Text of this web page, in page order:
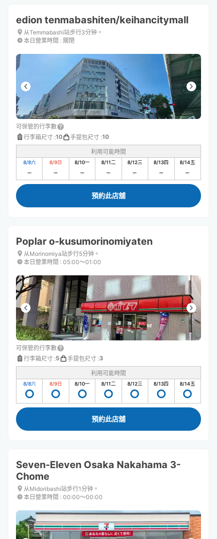
edion tenmabashiten/keihancitymall
从Temmabashi站步行3分钟。
本日營業時間 : 關閉
可保管的行李數
行李箱尺寸 :10 手提包尺寸 :10
利用可能時間
8/8六 8/9日 8/10一 8/11二 8/12三 8/13四 8/14五
預約此店舖
Poplar o-kusumorinomiyaten
从Morinomiya站步行5分钟。
本日營業時間 : 05:00〜01:00
可保管的行李數
行李箱尺寸 :5 手提包尺寸 :3
利用可能時間
8/8六 8/9日 8/10一 8/11二 8/12三 8/13四 8/14五
預約此店舖
Seven-Eleven Osaka Nakahama 3-
Chome
从Midoribashi站步行1分钟。
本日營業時間 : 00:00〜00:00